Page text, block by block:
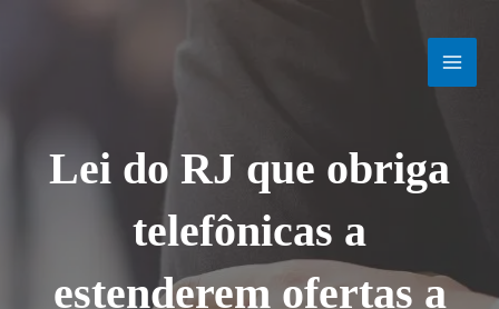
Lei do RJ que obriga
telefônicas a
estenderem ofertas a